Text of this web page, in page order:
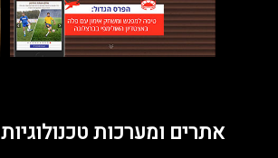
אתרים ומערכות טכנולוגיות